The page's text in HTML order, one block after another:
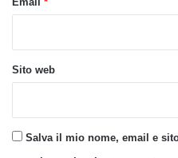
Sito web
Salva il mio nome, email e